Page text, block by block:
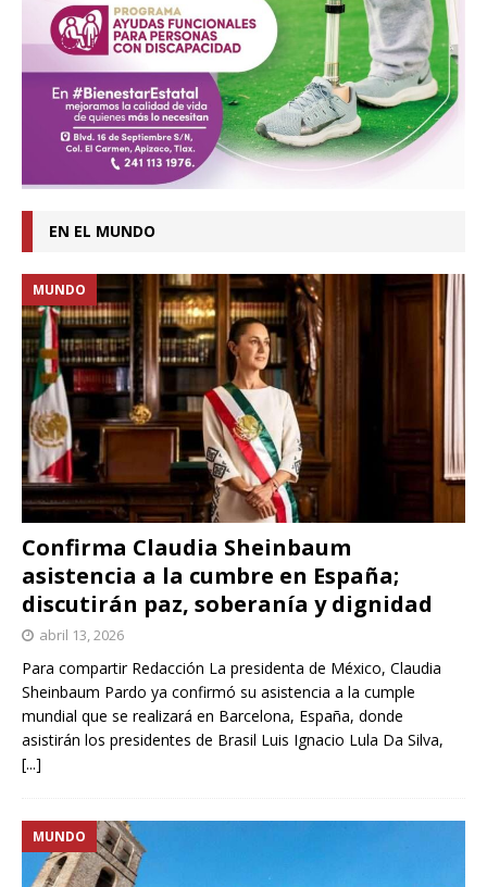
EN EL MUNDO
Confirma Claudia Sheinbaum
asistencia a la cumbre en España;
discutirán paz, soberanía y dignidad
MUNDO
abril 13, 2026
Para compartir Redacción La presidenta de México, Claudia
Sheinbaum Pardo ya confirmó su asistencia a la cumple
mundial que se realizará en Barcelona, España, donde
asistirán los presidentes de Brasil Luis Ignacio Lula Da Silva,
[...]
MUNDO